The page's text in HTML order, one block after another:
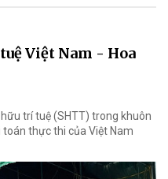
Việt Nam - Hoa
trí tuệ (SHTT) trong khuôn
toán thực thi của Việt Nam